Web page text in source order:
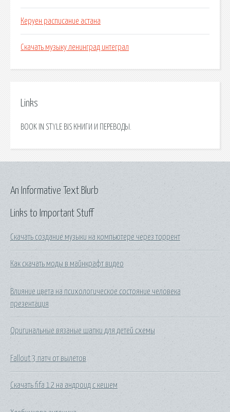
Керуен расписание астана
Скачать музыку ленинград интеграл
Links
BOOK IN STYLE BIS КНИГИ И ПЕРЕВОДЫ.
Links to Important Stuff
Скачать создание музыки на компьютере через торрент
Как скачать моды в майнкрафт видео
Влияние цвета на психологическое состояние человека
презентация
Оригинальные вязаные шапки для детей схемы
Fallout 3 патч от вылетов
Скачать fifa 12 на андроид с кешем
An Informative Text Blurb